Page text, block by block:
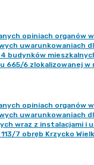
opiniach organów
uwarunkowaniach
budynków
6 zlokalizowanej w
opiniach organów
uwarunkowaniach
wraz z instalacjami i
7 obręb Krzycko